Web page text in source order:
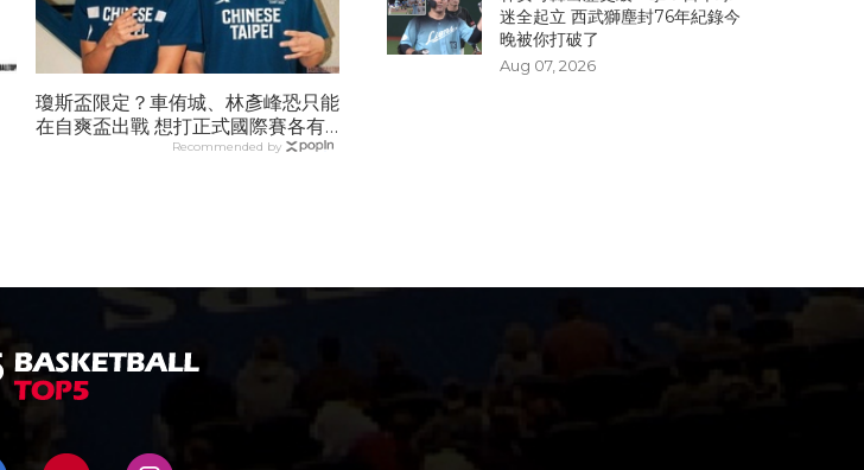
瓊斯盃限定？車侑城、林彥峰恐只能
在自爽盃出戰 想打正式國際賽各有
Recommended by
迷全起立 西武獅塵封76年紀錄今
晚被你打破了
Aug 07, 2026